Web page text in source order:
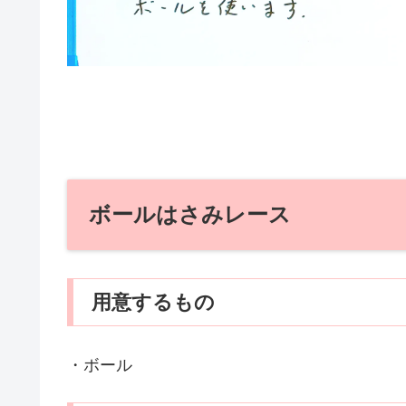
ボールはさみレース
用意するもの
・ボール